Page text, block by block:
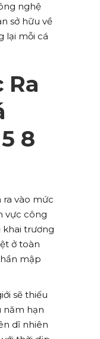
nghệ
sở hữu về
lại mỗi cá
Ra
8
ra vào mức
vực công
trương
ở toàn
mập
sẽ thiếu
năm hạn
dĩ nhiên